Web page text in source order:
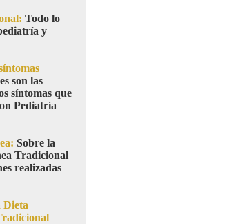
Todo lo
y
son las
síntomas que
Pediatría
Sobre la
Tradicional
realizadas
Dieta